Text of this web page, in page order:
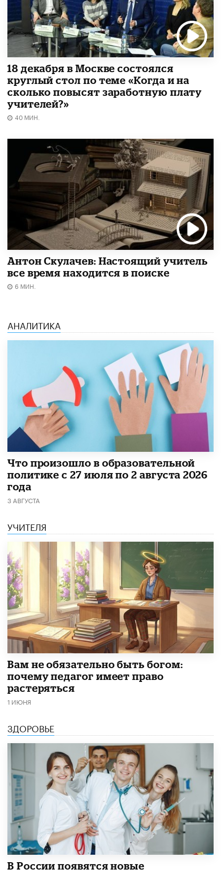
18 декабря в Москве состоялся
круглый стол по теме «Когда и на
сколько повысят заработную плату
учителей?»
40 МИН.
Антон Скулачев: Настоящий учитель
все время находится в поиске
6 МИН.
АНАЛИТИКА
​Что произошло в образовательной
политике с 27 июля по 2 августа 2026
года
3 АВГУСТА
УЧИТЕЛЯ
​Вам не обязательно быть богом:
почему педагог имеет право
растеряться
1 ИЮНЯ
ЗДОРОВЬЕ
В России появятся новые